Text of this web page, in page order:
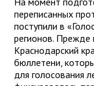
переписанных
поступили в
регионов. Прежде
Краснодарский
бюллетени,
для голосования